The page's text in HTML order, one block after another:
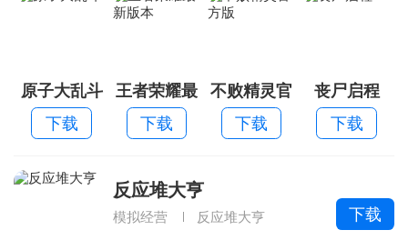
原子大乱斗
下载
王者荣耀最
新版本
下载
不败精灵官
方版
下载
丧尸启程
下载
反应堆大亨
模拟经营 反应堆大亨 下载